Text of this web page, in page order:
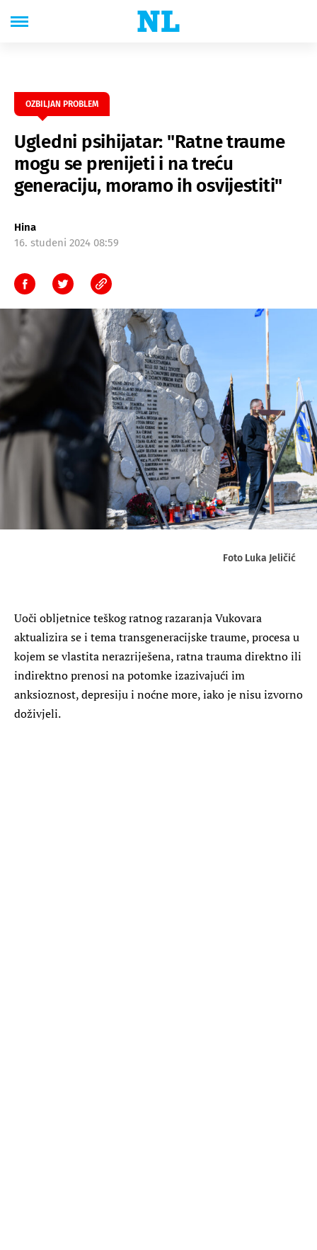
OZBILJAN PROBLEM
Ugledni psihijatar: "Ratne traume
mogu se prenijeti i na treću
generaciju, moramo ih osvijestiti"
Hina
16. studeni 2024 08:59
Foto Luka Jeličić
Uoči obljetnice teškog ratnog razaranja Vukovara
aktualizira se i tema transgeneracijske traume, procesa u
kojem se vlastita nerazriješena, ratna trauma direktno ili
indirektno prenosi na potomke izazivajući im
anksioznost, depresiju i noćne more, iako je nisu izvorno
doživjeli.